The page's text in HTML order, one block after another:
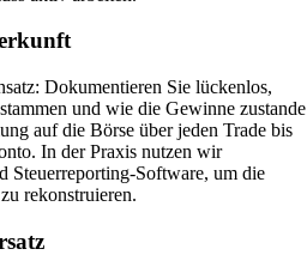
Dokumentieren Sie lückenlos,
und wie die Gewinne zustande
auf die Börse über jeden Trade bis
In der Praxis nutzen wir
Steuerreporting-Software, um die
rekonstruieren.